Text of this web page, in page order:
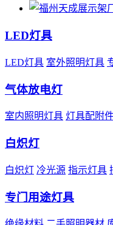
LED灯具
LED灯具 室外照明灯具
气体放电灯
室内照明灯具 灯具配附
白炽灯
白炽灯 冷光源 指示灯具
专门用途灯具